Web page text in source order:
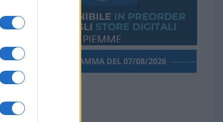
PORROGRAMMA DEL 07/08/2026